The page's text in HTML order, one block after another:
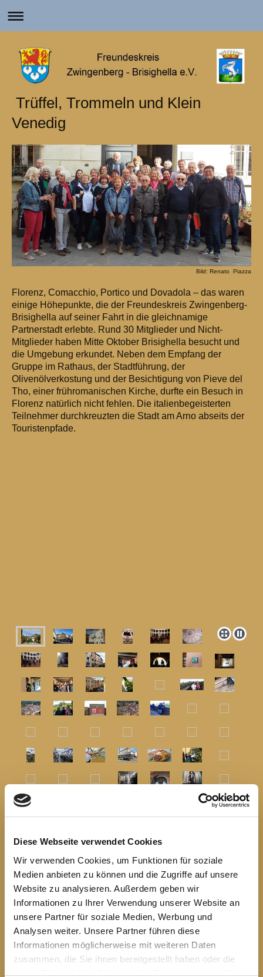
Diese Webseite verwendet Cookies
Wir verwenden Cookies, um Funktionen für soziale
Medien anbieten zu können und die Zugriffe auf unsere
Website zu analysieren. Außerdem geben wir
Informationen zu Ihrer Verwendung unserer Website an
unsere Partner für soziale Medien, Werbung und
Analysen weiter. Unsere Partner führen diese
Informationen möglicherweise mit weiteren Daten
zusammen, die Sie ihnen bereitgestellt haben oder die
sie im Rahmen Ihrer Nutzung der Dienste gesammelt
Trüffel, Trommeln und Klein
Venedig
Bild: Renato Piazza
Florenz, Comacchio, Portico und Dovadola – das waren
einige Höhepunkte, die der Freundeskreis Zwingenberg-
Brisighella auf seiner Fahrt in die gleichnamige
Partnerstadt erlebte. Rund 30 Mitglieder und Nicht-
Mitglieder haben Mitte Oktober Brisighella besucht und
die Umgebung erkundet. Neben dem Empfang der
Gruppe im Rathaus, der Stadtführung, der
Olivenölverkostung und der Besichtigung von Pieve del
Tho, einer frühromanischen Kirche, durfte ein Besuch in
Florenz natürlich nicht fehlen. Die italienbegeisterten
Teilnehmer durchkreuzten die Stadt am Arno abseits der
Touristenpfade.
Bildergalerie Brisighella und Florenz, alle Fotos: Reiseteilnehmer
Tags darauf lernten sie Portico kennen, wo sich Dante
und Beatrice zum ersten Mal sahen, und besuchten das
Trüffelfest in Dovadola. Dort durften sie auch dem
Geigenbauer Lombardi in seiner seit etwa 200 Jahre im